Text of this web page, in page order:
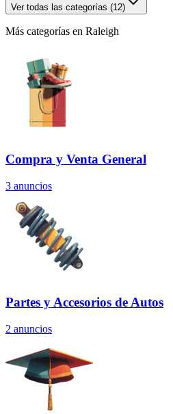
Ver todas las categorías (12)
Más categorías en Raleigh
Compra y Venta General
3 anuncios
Partes y Accesorios de Autos
2 anuncios